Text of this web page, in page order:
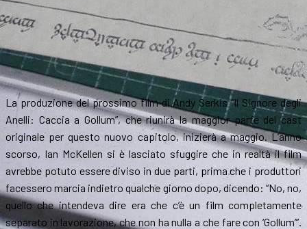
La produzione del prossimo film di Andy Serkis “Il Signore degli
Anelli: Caccia a Gollum”, che riunirà la maggior parte del cast
originale per questo nuovo capitolo, inizierà a maggio. L’anno
scorso, Ian McKellen si è lasciato sfuggire che in realtà il film
avrebbe potuto essere diviso in due parti, prima che i produttori
facessero marcia indietro qualche giorno dopo, dicendo: “No, no,
quello che intendeva dire era che c’è un film completamente
separato in lavorazione, che non ha nulla a che fare con ‘Gollum’”.